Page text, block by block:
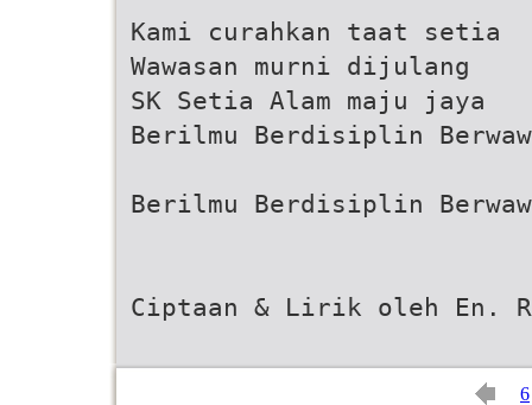
Kami curahkan taat setia
Wawasan murni dijulang
SK Setia Alam maju jaya
Berilmu Berdisiplin
Berilmu Berdisiplin
Ciptaan & Lirik oleh En.
6